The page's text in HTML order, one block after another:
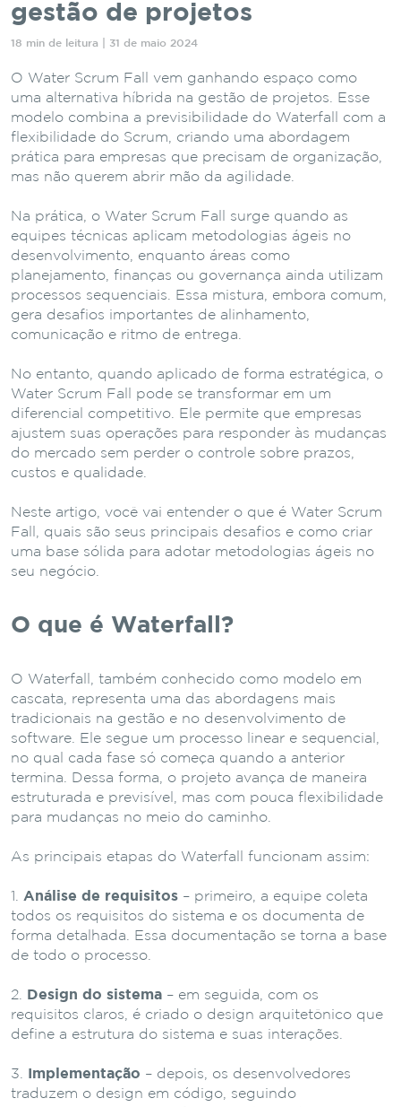
gestão de projetos
18 min de leitura | 31 de maio 2024
O Water Scrum Fall vem ganhando espaço como
uma alternativa híbrida na gestão de projetos. Esse
modelo combina a previsibilidade do Waterfall com a
flexibilidade do Scrum, criando uma abordagem
prática para empresas que precisam de organização,
mas não querem abrir mão da agilidade.
Na prática, o Water Scrum Fall surge quando as
equipes técnicas aplicam metodologias ágeis no
desenvolvimento, enquanto áreas como
planejamento, finanças ou governança ainda utilizam
processos sequenciais. Essa mistura, embora comum,
gera desafios importantes de alinhamento,
comunicação e ritmo de entrega.
No entanto, quando aplicado de forma estratégica, o
Water Scrum Fall pode se transformar em um
diferencial competitivo. Ele permite que empresas
ajustem suas operações para responder às mudanças
do mercado sem perder o controle sobre prazos,
custos e qualidade.
Neste artigo, você vai entender o que é Water Scrum
Fall, quais são seus principais desafios e como criar
uma base sólida para adotar metodologias ágeis no
seu negócio.
O que é Waterfall?
O Waterfall, também conhecido como modelo em
cascata, representa uma das abordagens mais
tradicionais na gestão e no desenvolvimento de
software. Ele segue um processo linear e sequencial,
no qual cada fase só começa quando a anterior
termina. Dessa forma, o projeto avança de maneira
estruturada e previsível, mas com pouca flexibilidade
para mudanças no meio do caminho.
As principais etapas do Waterfall funcionam assim:
Análise de requisitos – primeiro, a equipe coleta
todos os requisitos do sistema e os documenta de
forma detalhada. Essa documentação se torna a base
de todo o processo.
Design do sistema – em seguida, com os
requisitos claros, é criado o design arquitetônico que
define a estrutura do sistema e suas interações.
Implementação – depois, os desenvolvedores
traduzem o design em código, seguindo